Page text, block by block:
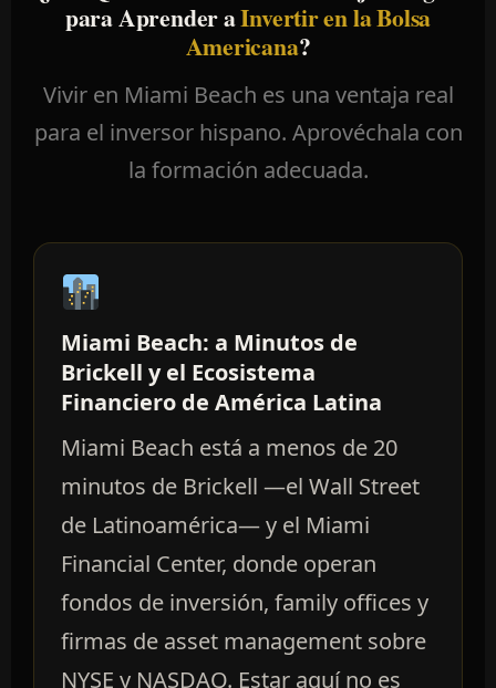
para Aprender aInvertir en la Bolsa
Americana?
Vivir en Miami Beach es una ventaja real
para el inversor hispano. Aprovéchala con
la formación adecuada.
Miami Beach: a Minutos de
Brickell y el Ecosistema
Financiero de América Latina
Miami Beach está a menos de 20
minutos de Brickell —el Wall Street
de Latinoamérica— y el Miami
Financial Center, donde operan
fondos de inversión, family offices y
firmas de asset management sobre
NYSE y NASDAQ. Estar aquí no es